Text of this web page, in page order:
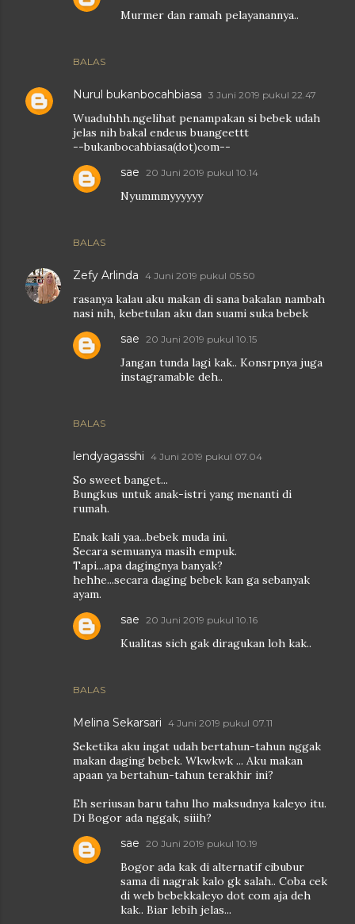
BALAS
Murmer dan ramah pelayanannya..
Nurul bukanbocahbiasa 3 Juni 2019 pukul 22.47
Wuaduhhh.ngelihat penampakan si bebek udah
jelas nih bakal endeus buangeettt
--bukanbocahbiasa(dot)com--
BALAS
sae 20 Juni 2019 pukul 10.14
Nyummmyyyyyy
Zefy Arlinda 4 Juni 2019 pukul 05.50
rasanya kalau aku makan di sana bakalan nambah
nasi nih, kebetulan aku dan suami suka bebek
BALAS
sae 20 Juni 2019 pukul 10.15
Jangan tunda lagi kak.. Konsrpnya juga
instagramable deh..
lendyagasshi 4 Juni 2019 pukul 07.04
So sweet banget...
Bungkus untuk anak-istri yang menanti di
rumah.
Enak kali yaa...bebek muda ini.
Secara semuanya masih empuk.
Tapi...apa dagingnya banyak?
hehhe...secara daging bebek kan ga sebanyak
ayam.
BALAS
sae 20 Juni 2019 pukul 10.16
Kualitas sich gak diragukan loh kak..
Melina Sekarsari 4 Juni 2019 pukul 07.11
Seketika aku ingat udah bertahun-tahun nggak
makan daging bebek. Wkwkwk ... Aku makan
apaan ya bertahun-tahun terakhir ini?
Eh seriusan baru tahu lho maksudnya kaleyo itu.
Di Bogor ada nggak, siiih?
sae 20 Juni 2019 pukul 10.19
Bogor ada kak di alternatif cibubur
sama di nagrak kalo gk salah.. Coba cek
di web bebekkaleyo dot com aja deh
kak.. Biar lebih jelas...